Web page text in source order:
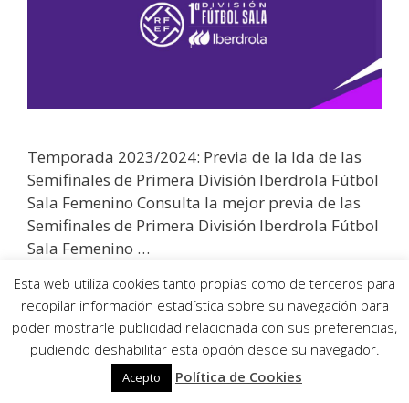
Temporada 2023/2024: Previa de la Ida de las
Semifinales de Primera División Iberdrola Fútbol
Sala Femenino Consulta la mejor previa de las
Semifinales de Primera División Iberdrola Fútbol
Sala Femenino …
Leer más
Esta web utiliza cookies tanto propias como de terceros para
recopilar información estadística sobre su navegación para
poder mostrarle publicidad relacionada con sus preferencias,
pudiendo deshabilitar esta opción desde su navegador.
Acepto Política de Cookies